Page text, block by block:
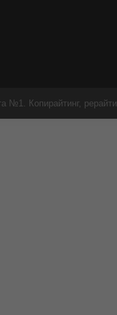
№1. Копирайтинг,